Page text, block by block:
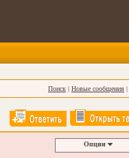
Поиск | Новые сообщения |
Опции